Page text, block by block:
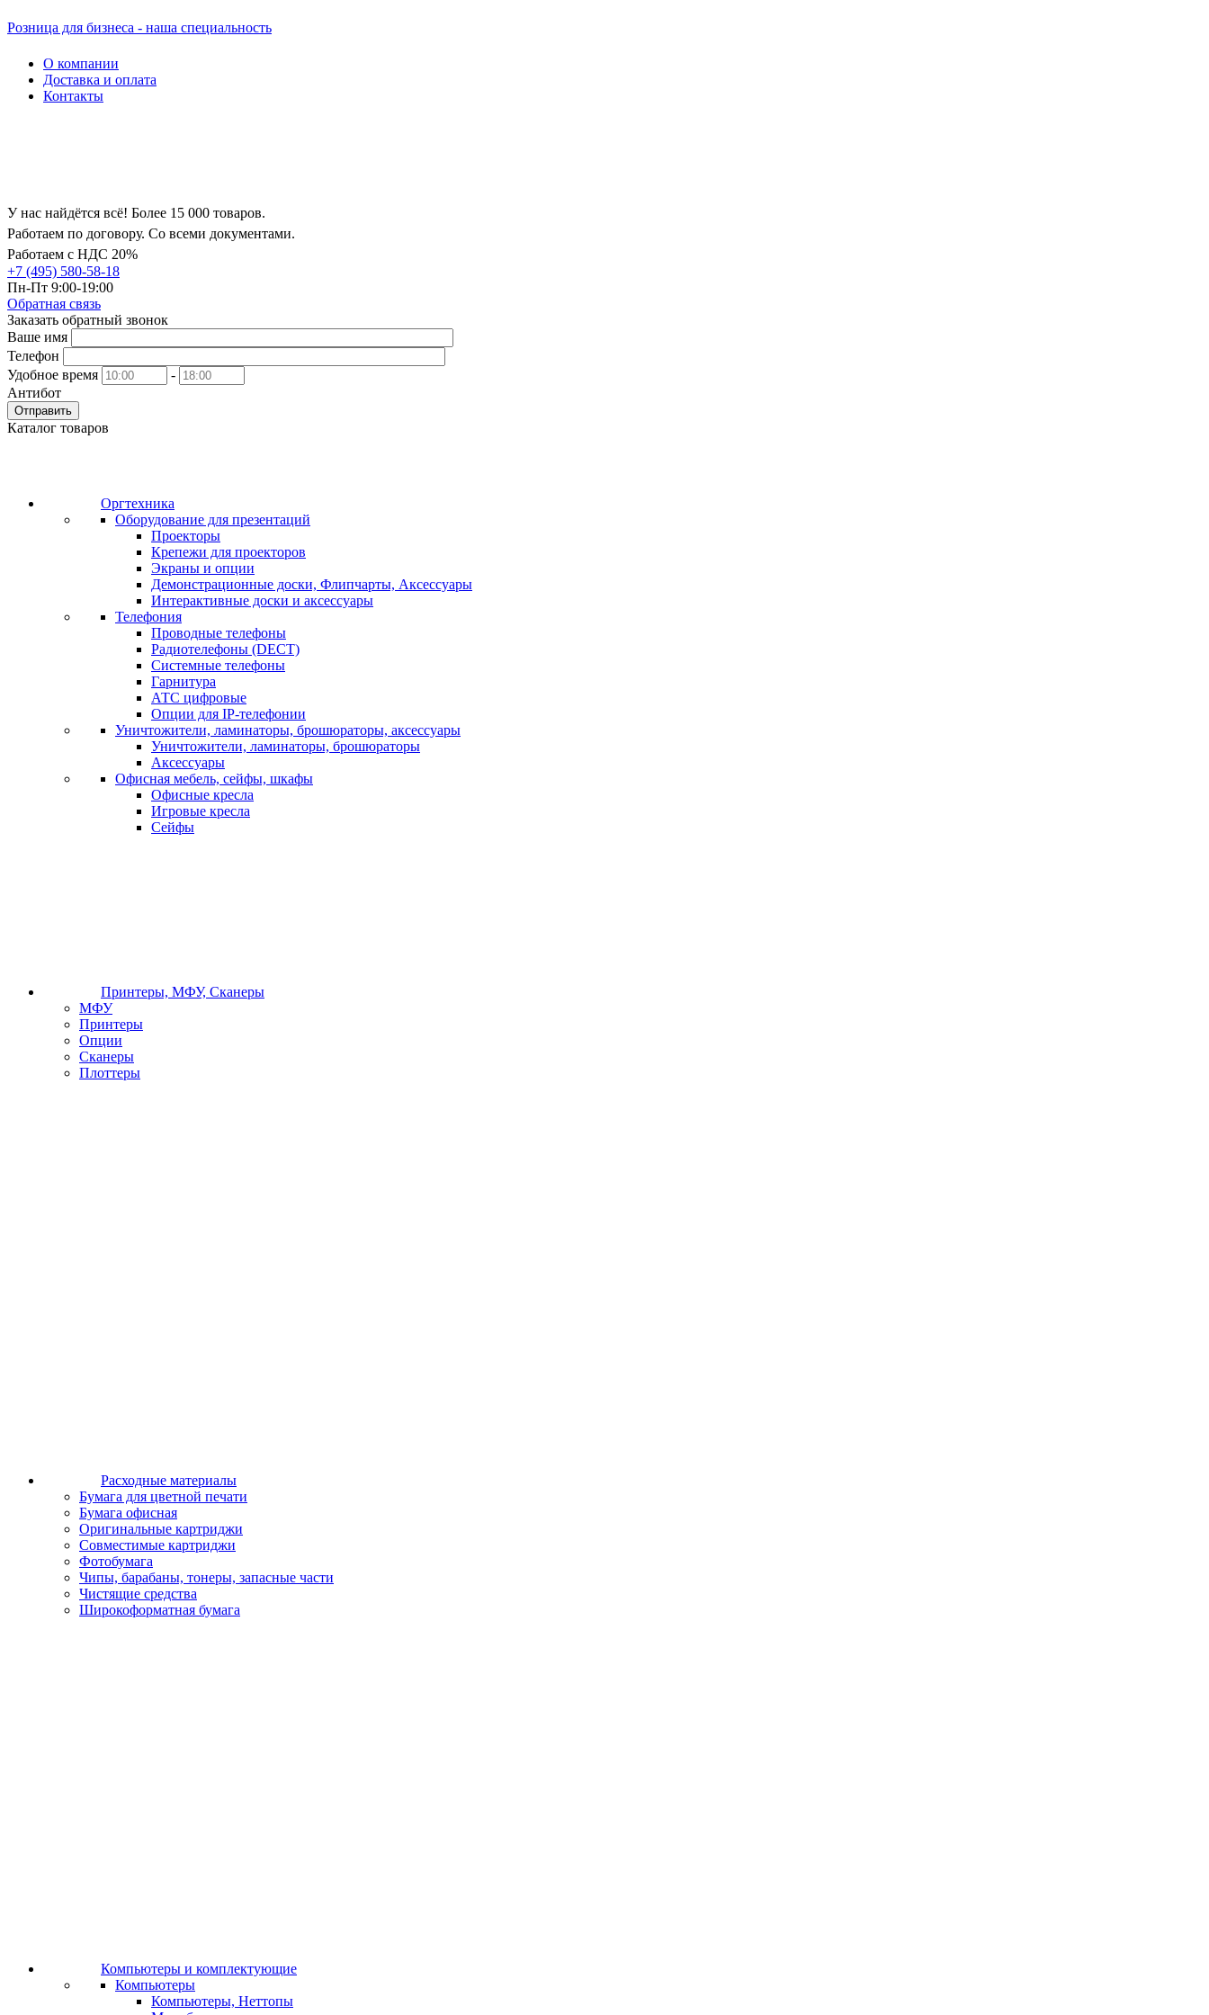
Розница для бизнеса - наша специальность
О компании
Доставка и оплата
Контакты
У нас найдётся всё! Более 15 000 товаров.
Работаем по договору. Со всеми документами.
Работаем с НДС 20%
+7 (495) 580-58-18
Пн-Пт 9:00-19:00
Обратная связь
Заказать обратный звонок
Ваше имя
Телефон
Удобное время
-
Антибот
Отправить
Каталог товаров
Оргтехника
Оборудование для презентаций
Проекторы
Крепежи для проекторов
Экраны и опции
Демонстрационные доски, Флипчарты, Аксессуары
Интерактивные доски и аксессуары
Телефония
Проводные телефоны
Радиотелефоны (DECT)
Системные телефоны
Гарнитура
АТС цифровые
Опции для IP-телефонии
Уничтожители, ламинаторы, брошюраторы, аксессуары
Уничтожители, ламинаторы, брошюраторы
Аксессуары
Офисная мебель, сейфы, шкафы
Офисные кресла
Игровые кресла
Сейфы
Принтеры, МФУ, Сканеры
МФУ
Принтеры
Опции
Сканеры
Плоттеры
Расходные материалы
Бумага для цветной печати
Бумага офисная
Оригинальные картриджи
Совместимые картриджи
Фотобумага
Чипы, барабаны, тонеры, запасные части
Чистящие средства
Широкоформатная бумага
Компьютеры и комплектующие
Компьютеры
Компьютеры, Неттопы